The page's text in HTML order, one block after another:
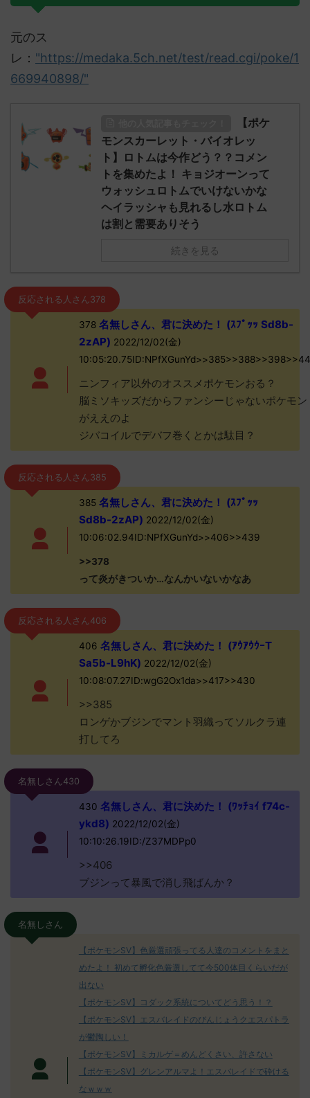
元のス
レ： "https://medaka.5ch.net/test/read.cgi/poke/1
669940898/"
【ポケ
モンスカーレット・バイオレッ
ト】ロトムは今作どう？？コメン
トを集めたよ！ キョジオーンって
ウォッシュロトムでいけないかな
ヘイラッシャも見れるし水ロトム
は割と需要ありそう
続きを見る
反応される人さん378
378名無しさん、君に決めた！ (ｽﾌﾟｯｯ Sd8b-
2zAP) 2022/12/02(金)
ニンフィア以外のオススメポケモンおる？
脳ミソキッズだからファンシーじゃないポケモン
がええのよ
ジバコイルでデバフ巻くとかは駄目？
反応される人さん385
385名無しさん、君に決めた！ (ｽﾌﾟｯｯ
Sd8b-2zAP) 2022/12/02(金)
10:06:02.94ID:NPfXGunYd>>406>>439
>>378
って炎がきついか…なんかいないかなあ
反応される人さん406
406 名無しさん、君に決めた！ (ｱｳｱｳｳｰT
Sa5b-L9hK) 2022/12/02(金)
10:08:07.27ID:wgG2Ox1da>>417>>430
>>385
ロンゲかブジンでマント羽織ってソルクラ連
打してろ
名無しさん430
430 名無しさん、君に決めた！ (ﾜｯﾁｮｲ f74c-
ykd8) 2022/12/02(金)
10:10:26.19ID:/Z37MDPp0
>>406
ブジンって暴風で消し飛ばんか？
名無しさん
【ポケモンSV】色厳選頑張ってる人達のコメントをまと
めたよ！ 初めて孵化色厳選してて今500体目くらいだが
出ない
【ポケモンSV】コダック系統についてどう思う！？
【ポケモンSV】エスバレイドのびんじょうクエスパトラ
が鬱陶しい！
【ポケモンSV】ミカルゲ＝めんどくさい、許さない
【ポケモンSV】グレンアルマよ！エスバレイドで砕ける
なｗｗｗ